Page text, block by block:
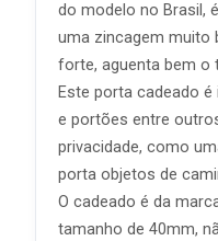
do modelo no Brasil,
uma zincagem muito
forte, aguenta bem o
Este porta cadeado
e portões entre
privacidade, como
porta objetos de
O cadeado é da
tamanho de 40mm,